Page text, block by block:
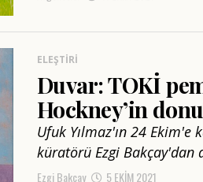
ELEŞTIRI
Duvar: TOKİ
Hockney’in
Ufuk Yılmaz'ın 24
küratörü Ezgi Bakçay'dan
Ezgi Bakçay 5 EKIM 2021